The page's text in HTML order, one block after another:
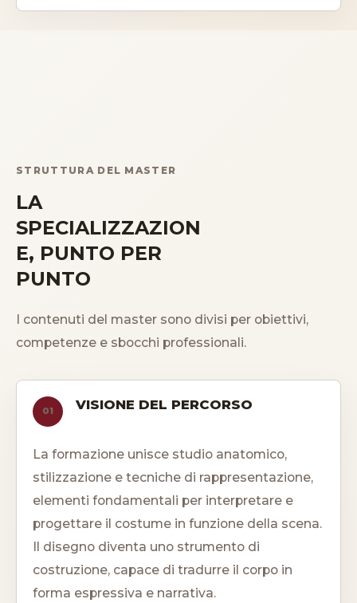
STRUTTURA DEL MASTER
LA
SPECIALIZZAZION
E, PUNTO PER
PUNTO
I contenuti del master sono divisi per obiettivi,
competenze e sbocchi professionali.
01 VISIONE DEL PERCORSO
La formazione unisce studio anatomico,
stilizzazione e tecniche di rappresentazione,
elementi fondamentali per interpretare e
progettare il costume in funzione della scena.
Il disegno diventa uno strumento di
costruzione, capace di tradurre il corpo in
forma espressiva e narrativa.